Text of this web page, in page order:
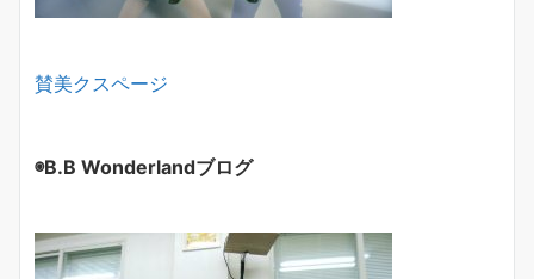
賛美クスページ
◉B.B Wonderlandブログ